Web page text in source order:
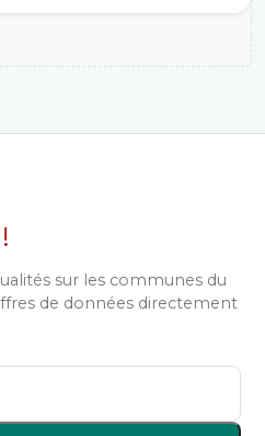
sur les communes du
de données directement